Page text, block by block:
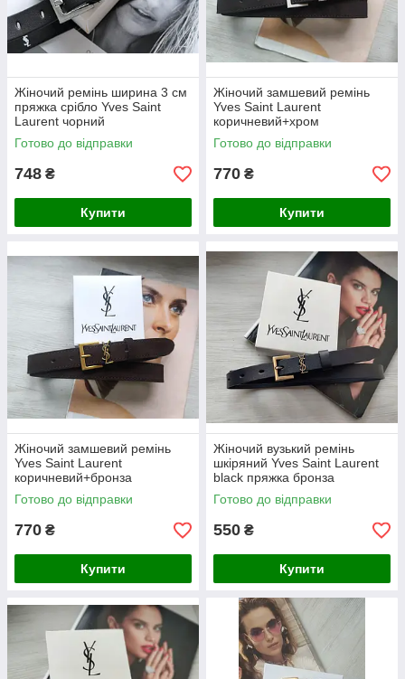
Жіночий ремінь ширина 3 см
пряжка срібло Yves Saint
Laurent чорний
Готово до відправки
748 ₴
Купити
Жіночий замшевий ремінь
Yves Saint Laurent
коричневий+хром
Готово до відправки
770 ₴
Купити
Жіночий замшевий ремінь
Yves Saint Laurent
коричневий+бронза
Готово до відправки
770 ₴
Купити
Жіночий вузький ремінь
шкіряний Yves Saint Laurent
black пряжка бронза
Готово до відправки
550 ₴
Купити